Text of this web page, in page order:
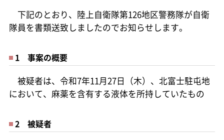
下記のとおり、陸上自衛隊第126地区警務隊が自衛
隊員を書類送致しましたのでお知らせします。
1 事案の概要
被疑者は、令和7年11月27日（木）、北富士駐屯地
において、麻薬を含有する液体を所持していたもの
2 被疑者